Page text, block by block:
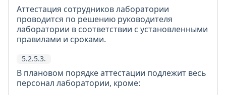
Аттестация сотрудников лаборатории
проводится по решению руководителя
лаборатории в соответствии с установленными
правилами и сроками.
5.2.5.3.
В плановом порядке аттестации подлежит весь
персонал лаборатории, кроме: